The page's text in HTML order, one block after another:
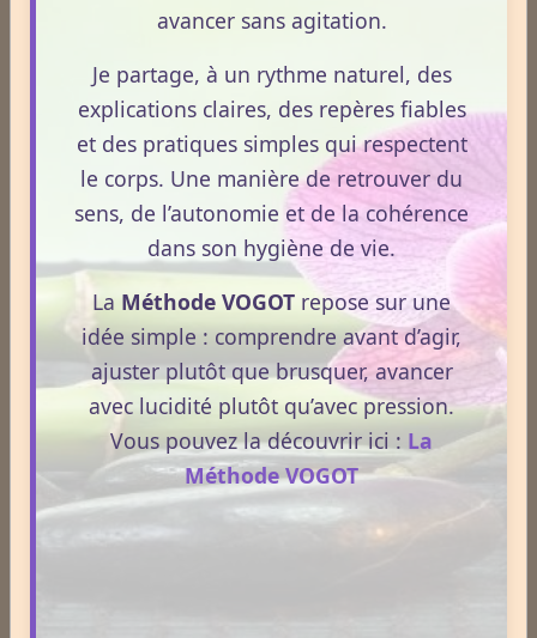
l’extérieur. Elle émerge lorsque le corps est moins
perturbé par des surcharges, des excès ou des
rythmes incohérents. La réharmonisation corporelle
hygiéniste vise justement à restaurer cette cohérence
en créant un environnement favorable à
l’autorégulation.
Les signes d’un terrain qui
s’allège.
Un terrain qui s’allège se manifeste par une
diminution progressive des surcharges
physiologiques. Ces surcharges peuvent être
digestives, nerveuses, musculaires ou émotionnelles.
Lorsque le terrain devient plus léger, le corps
avancer sans agitation.
Je partage, à un rythme naturel, des
explications claires, des repères fiables
et des pratiques simples qui respectent
le corps. Une manière de retrouver du
sens, de l’autonomie et de la cohérence
dans son hygiène de vie.
La Méthode VOGOT repose sur une
idée simple : comprendre avant d’agir,
ajuster plutôt que brusquer, avancer
avec lucidité plutôt qu’avec pression.
Vous pouvez la découvrir ici : La
Méthode VOGOT